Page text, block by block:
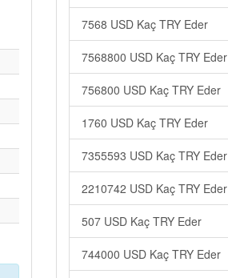
7568 USD Kaç TRY Eder
7568800 USD Kaç TRY Eder
756800 USD Kaç TRY Eder
1760 USD Kaç TRY Eder
7355593 USD Kaç TRY Eder
2210742 USD Kaç TRY Eder
507 USD Kaç TRY Eder
744000 USD Kaç TRY Eder